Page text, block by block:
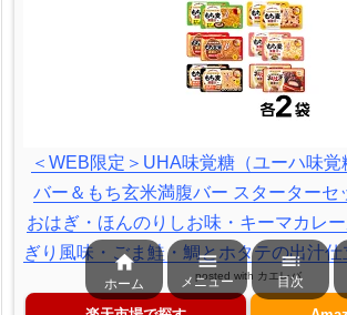
＜WEB限定＞UHA味覚糖（ユーハ味
バー＆もち玄米満腹バー スターターセ
おはぎ・ほんのりしお味・キーマカレ
ぎり風味・ごま鮭・鯛とホタテの出汁
posted with カエレバ

ホーム

メニュー

目次